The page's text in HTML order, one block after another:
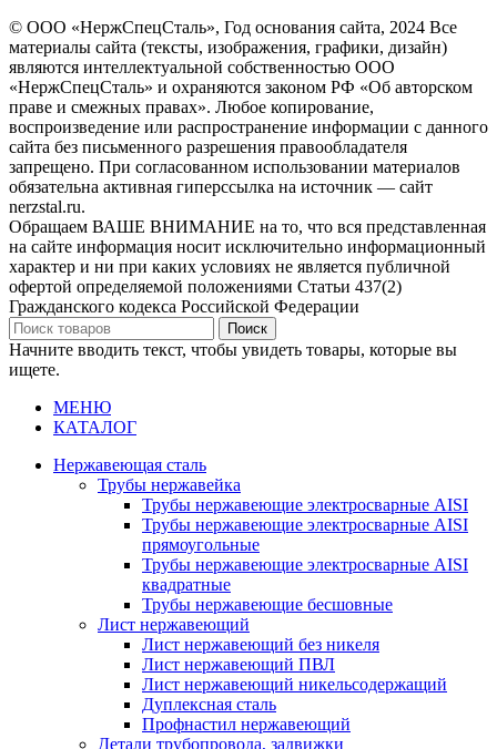
© ООО «НержСпецСталь», Год основания сайта, 2024 Все
материалы сайта (тексты, изображения, графики, дизайн)
являются интеллектуальной собственностью ООО
«НержСпецСталь» и охраняются законом РФ «Об авторском
праве и смежных правах». Любое копирование,
воспроизведение или распространение информации с данного
сайта без письменного разрешения правообладателя
запрещено. При согласованном использовании материалов
обязательна активная гиперссылка на источник — сайт
nerzstal.ru.
Обращаем ВАШЕ ВНИМАНИЕ на то, что вся представленная
на сайте информация носит исключительно информационный
характер и ни при каких условиях не является публичной
офертой определяемой положениями Статьи 437(2)
Гражданского кодекса Российской Федерации
Поиск
Начните вводить текст, чтобы увидеть товары, которые вы
ищете.
МЕНЮ
КАТАЛОГ
Нержавеющая сталь
Трубы нержавейка
Трубы нержавеющие электросварные AISI
Трубы нержавеющие электросварные AISI
прямоугольные
Трубы нержавеющие электросварные AISI
квадратные
Трубы нержавеющие бесшовные
Лист нержавеющий
Лист нержавеющий без никеля
Лист нержавеющий ПВЛ
Лист нержавеющий никельсодержащий
Дуплексная сталь
Профнастил нержавеющий
Детали трубопровода, задвижки